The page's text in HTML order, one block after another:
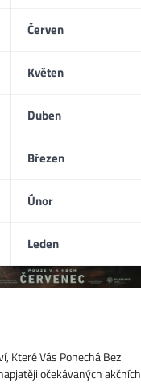
Červen
Květen
Duben
Březen
Únor
Leden
Které Vás Ponechá Bez
očekávaných akčních